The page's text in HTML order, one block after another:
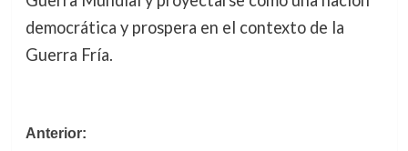
democrática y prospera en el contexto de la
Guerra Fría.
Navegación
Anterior: